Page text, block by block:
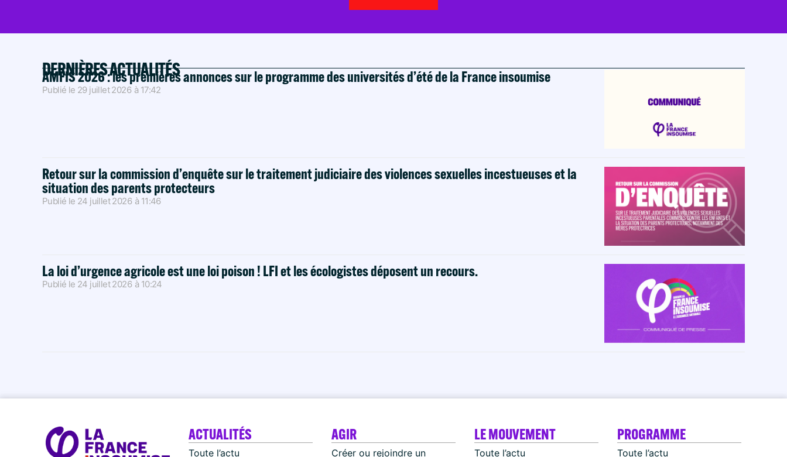
DERNIÈRES ACTUALITÉS
AMFIS 2026 : les premières annonces sur le programme des universités d’été de la France insoumise
Publié le 29 juillet 2026 à 17:42
Retour sur la commission d’enquête sur le traitement judiciaire des violences sexuelles incestueuses et la
situation des parents protecteurs
Publié le 24 juillet 2026 à 11:46
La loi d’urgence agricole est une loi poison ! LFI et les écologistes déposent un recours.
Publié le 24 juillet 2026 à 10:24
ACTUALITÉS
Toute l’actu
AGIR
Créer ou rejoindre un
LE MOUVEMENT
Toute l’actu
PROGRAMME
Toute l’actu